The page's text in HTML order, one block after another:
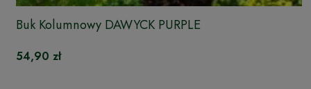
Buk Kolumnowy DAWYCK PURPLE
54,90 zł